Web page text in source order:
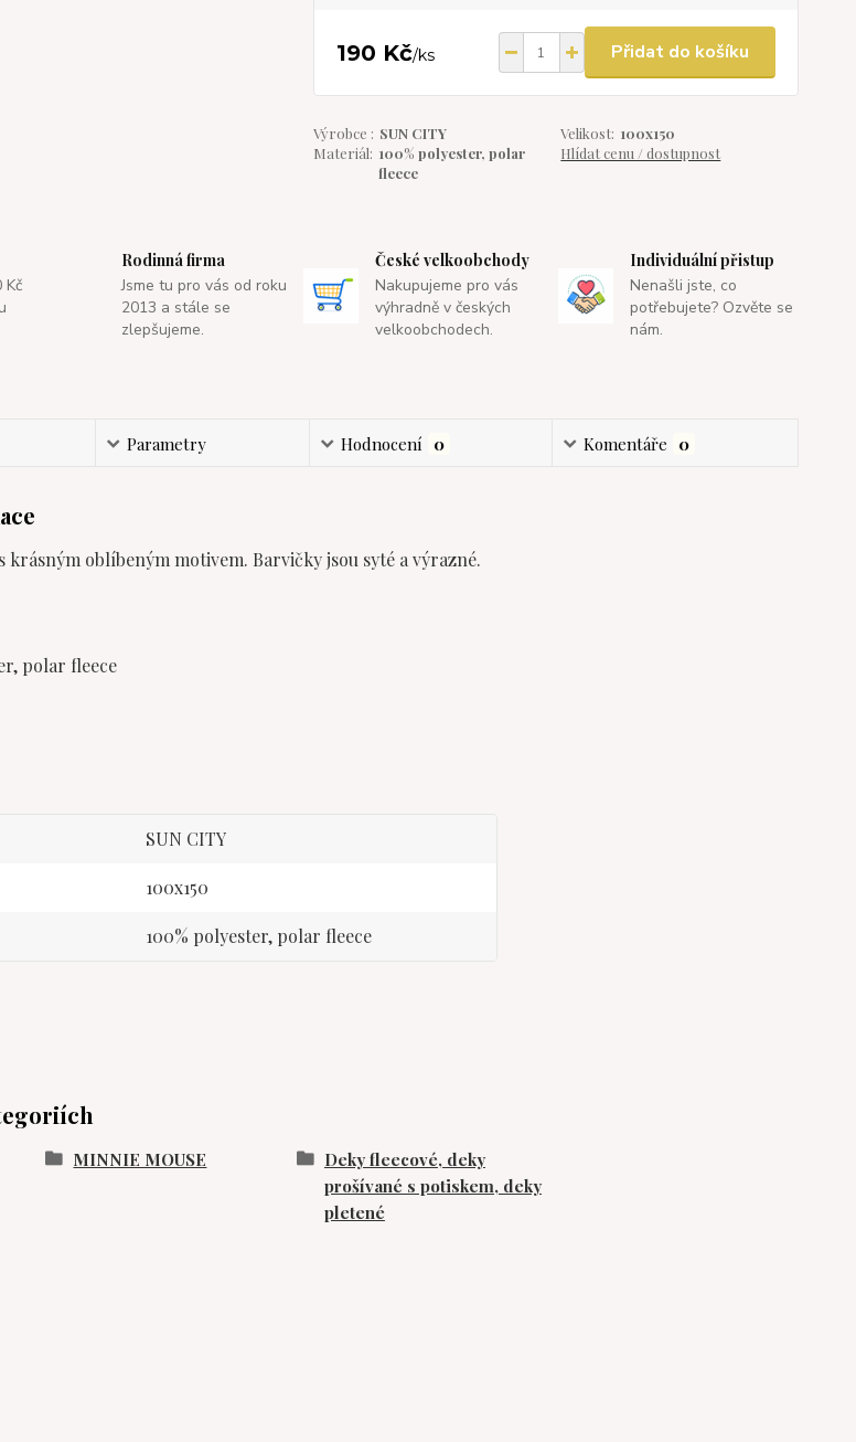
190 Kč/ks Přidat do košíku
Výrobce : SUN CITY Velikost: 100x150
Materiál: 100% polyester, polar
fleece
Hlídat cenu / dostupnost
Kč
Rodinná firma
Jsme tu pro vás od roku
2013 a stále se
zlepšujeme.
České velkoobchody
Nakupujeme pro vás
výhradně v českých
velkoobchodech.
Individuální přistup
Nenašli jste, co
potřebujete? Ozvěte se
nám.
Parametry Hodnocení 0 Komentáře 0
krásným oblíbeným motivem. Barvičky jsou syté a výrazné.
polar fleece
SUN CITY
100x150
100% polyester, polar fleece
MINNIE MOUSE
Deky fleecové, deky
prošívané s potiskem, deky
pletené